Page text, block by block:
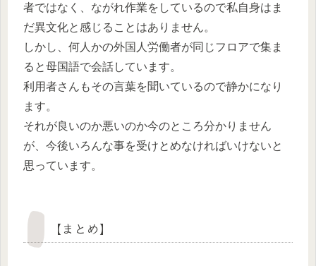
者ではなく、ながれ作業をしているので私自身はま
だ異文化と感じることはありません。
しかし、何人かの外国人労働者が同じフロアで集ま
ると母国語で会話しています。
利用者さんもその言葉を聞いているので静かになり
ます。
それが良いのか悪いのか今のところ分かりません
が、今後いろんな事を受けとめなければいけないと
思っています。
【まとめ】